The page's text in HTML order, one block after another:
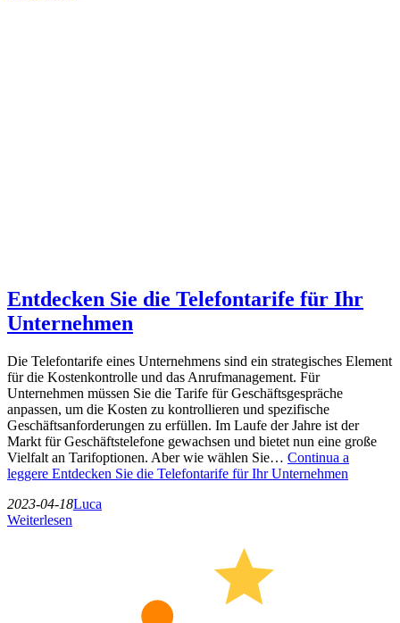
Entdecken Sie die Telefontarife für Ihr
Unternehmen
Die Telefontarife eines Unternehmens sind ein strategisches Element
für die Kostenkontrolle und das Anrufmanagement. Für
Unternehmen müssen Sie die Tarife für Geschäftsgespräche
anpassen, um die Kosten zu kontrollieren und spezifische
Geschäftsanforderungen zu erfüllen. Im Laufe der Jahre ist der
Markt für Geschäftstelefone gewachsen und bietet nun eine große
Vielfalt an Tarifoptionen. Aber wie wählen Sie… Continua a
leggere Entdecken Sie die Telefontarife für Ihr Unternehmen
2023-04-18Luca
Weiterlesen